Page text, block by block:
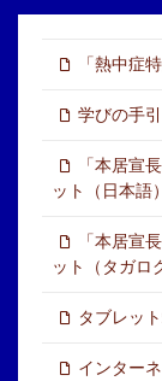
「熱中症
学びの手
「本居宣
ット（日本語）
「本居宣
ット（タガロ
タブレッ
インター